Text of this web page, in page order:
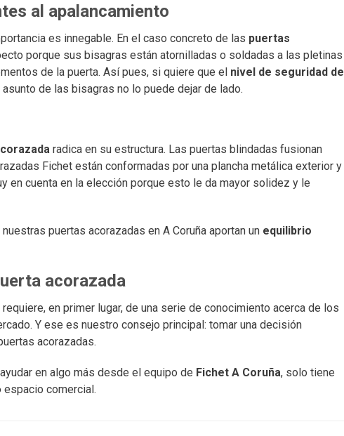
al apalancamiento
es innegable. En el caso concreto de las puertas
porque sus bisagras están atornilladas o soldadas a las pletinas
de la puerta. Así pues, si quiere que el nivel de seguridad de
de las bisagras no lo puede dejar de lado.
radica en su estructura. Las puertas blindadas fusionan
Fichet están conformadas por una plancha metálica exterior y
en cuenta en la elección porque esto le da mayor solidez y le
puertas acorazadas en A Coruña aportan un equilibrio
acorazada
en primer lugar, de una serie de conocimiento acerca de los
Y ese es nuestro consejo principal: tomar una decisión
acorazadas.
en algo más desde el equipo de Fichet A Coruña, solo tiene
comercial.